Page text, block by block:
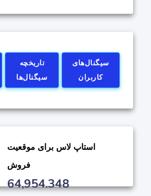
تاریخچه
سیگنال‌ها
سیگنال‌های
کاربران
استاپ لاس برای موقعیت
فروش
64,954.348